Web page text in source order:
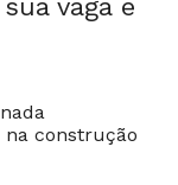
vaga e
construção